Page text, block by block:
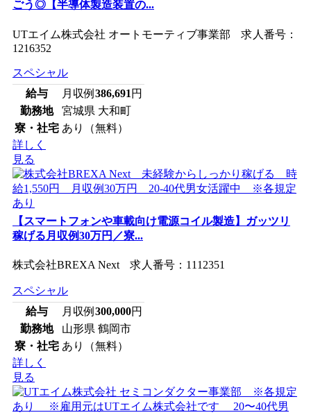
ごう◎【半導体製造装置の...
UTエイム株式会社 オートモーティブ事業部 求人番号：
1216352
スペシャル
給与
月収例 386,691 円
勤務地
宮城県 大和町
寮・社宅 あり（無料）
詳しく
見る
【スマートフォンや車載向け電源コイル製造】ガッツリ
稼げる月収例30万円／寮...
株式会社BREXA Next 求人番号：1112351
スペシャル
給与
月収例 300,000円
勤務地
山形県 鶴岡市
寮・社宅 あり（無料）
詳しく
見る